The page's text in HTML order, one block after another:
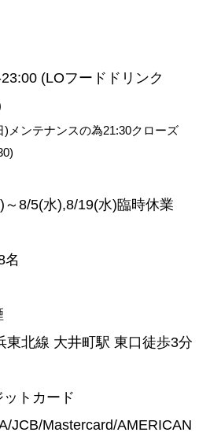
(LOフードドリンク
メンテナンスの為21:30クローズ
8/5(水),8/19(水)臨時休業
名
東北線 大井町駅 東口徒歩3分
ットカード
JCB/Mastercard/AMERICAN